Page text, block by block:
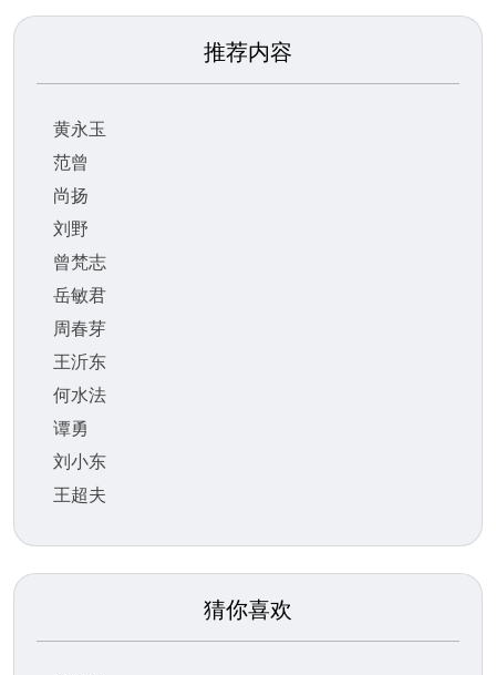
推荐内容
黄永玉
范曾
尚扬
刘野
曾梵志
岳敏君
周春芽
王沂东
何水法
谭勇
刘小东
王超夫
猜你喜欢